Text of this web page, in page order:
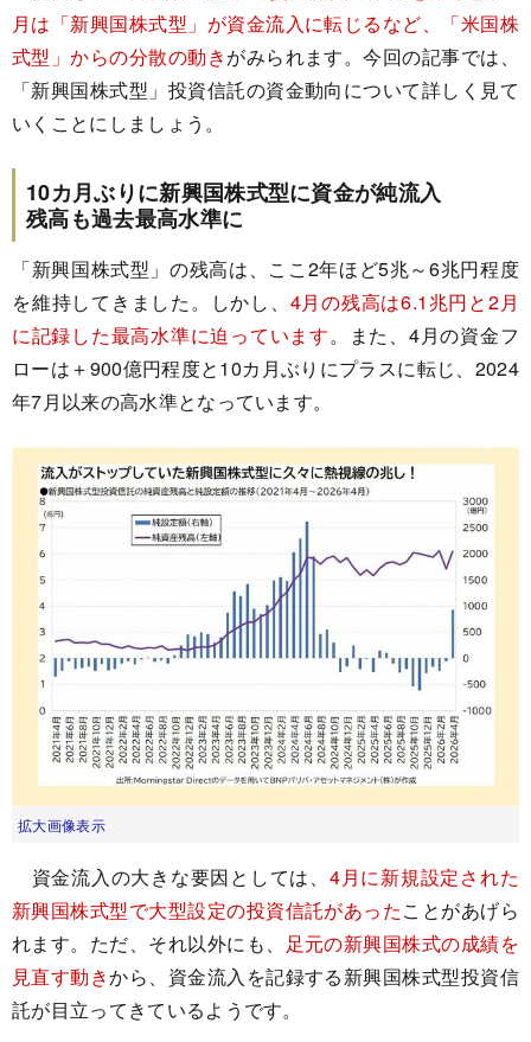
月は「新興国株式型」が資金流入に転じるなど、「米国株
式型」からの分散の動きがみられます。今回の記事では、
「新興国株式型」投資信託の資金動向について詳しく見て
いくことにしましょう。
10カ月ぶりに新興国株式型に資金が純流入
残高も過去最高水準に
「新興国株式型」の残高は、ここ2年ほど5兆～6兆円程度
を維持してきました。しかし、 4月の残高は6.1兆円と2月
に記録した最高水準に迫っています。また、4月の資金フ
ローは＋900億円程度と10カ月ぶりにプラスに転じ、2024
年7月以来の高水準となっています。
拡大画像表示
資金流入の大きな要因としては、 4月に新規設定された
新興国株式型で大型設定の投資信託があったことがあげら
れます。ただ、それ以外にも、 足元の新興国株式の成績を
見直す動きから、資金流入を記録する新興国株式型投資信
託が目立ってきているようです。